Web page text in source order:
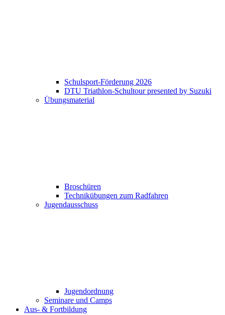
Schulsport-Förderung 2026
DTU Triathlon-Schultour presented by Suzuki
Übungsmaterial
Broschüren
Technikübungen zum Radfahren
Jugendausschuss
Jugendordnung
Seminare und Camps
Aus- & Fortbildung